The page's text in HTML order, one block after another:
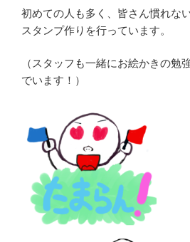
初めての人も多く、皆さん慣れな
スタンプ作りを行っています。
（スタッフも一緒にお絵かきの勉
でいます！）